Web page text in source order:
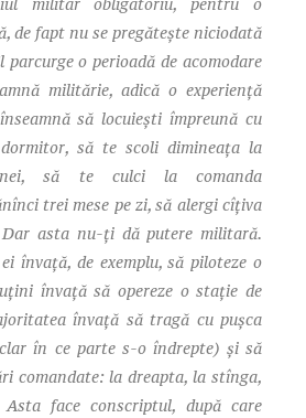
de fapt nu se pregătește niciodată
o perioadă de acomodare
militărie, adică o experiență
să locuiești împreună cu
să te scoli dimineața la
să te culci la comanda
trei mese pe zi, să alergi cîțiva
asta nu-ți dă putere militară.
învață, de exemplu, să piloteze o
învață să opereze o stație de
învață să tragă cu pușca
în ce parte s-o îndrepte) și să
comandate: la dreapta, la stînga,
face conscriptul, după care